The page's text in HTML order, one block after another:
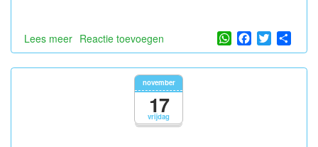
Lees meer over
Lichtgevende
kerstbomen
Reactie toevoegen WhatsApp
Facebook
Twitter
vrijdag
november
17